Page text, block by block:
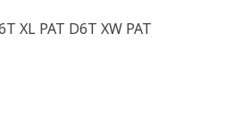
XL PAT D6T XW PAT